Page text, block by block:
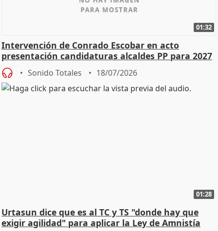
01:32
Intervención de Conrado Escobar en acto
presentación candidaturas alcaldes PP para 2027
Sonido Totales 18/07/2026
01:28
Urtasun dice que es al TC y TS "donde hay que
exigir agilidad" para aplicar la Ley de Amnistía